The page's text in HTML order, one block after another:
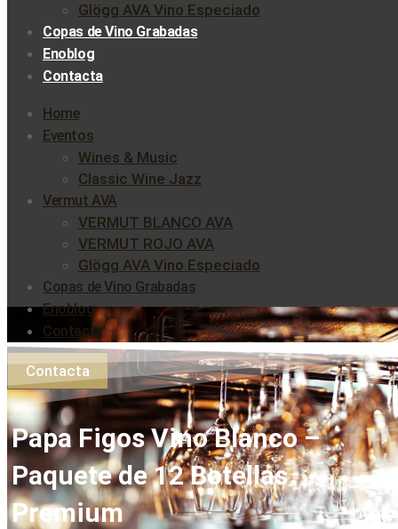
Glögg AVA Vino Especiado
Copas de Vino Grabadas
Enoblog
Contacta
Home
Eventos
Wines & Music
Classic Wine Jazz
Vermut AVA
VERMUT BLANCO AVA
VERMUT ROJO AVA
Glögg AVA Vino Especiado
Copas de Vino Grabadas
Enoblog
Contacta
Contacta
Papa Figos Vino Blanco –
Paquete de 12 Botellas
Premium